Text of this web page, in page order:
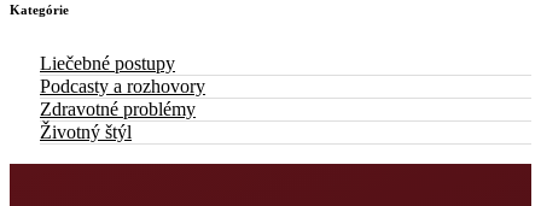
Kategórie
Liečebné postupy
Podcasty a rozhovory
Zdravotné problémy
Životný štýl